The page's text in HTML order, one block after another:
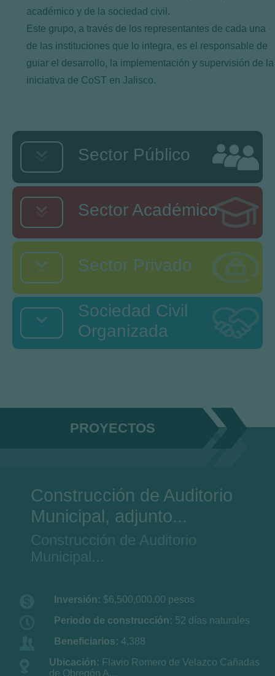
académico y de la sociedad civil.
Este grupo, a través de los representantes de cada una
de las instituciones que lo integra, es el responsable de
guiar el desarrollo, la implementación y supervisión de la
iniciativa de CoST en Jalisco.
Sector Público
Sector Académico
Sector Privado
Sociedad Civil
Organizada
PROYECTOS
Construcción de Auditorio
Municipal, adjunto...
Construcción de Auditorio
Municipal...
Inversión: $6,500,000.00 pesos
Periodo de construcción: 52 días naturales
Beneficiarios: 4,388
Ubicación: Flavio Romero de Velazco Cañadas
de Obregón A...